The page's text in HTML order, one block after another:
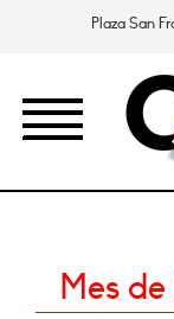
Plaza San
Mes